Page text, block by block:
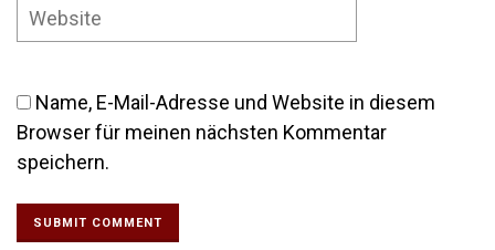
Name, E-Mail-Adresse und Website in diesem
Browser für meinen nächsten Kommentar
speichern.